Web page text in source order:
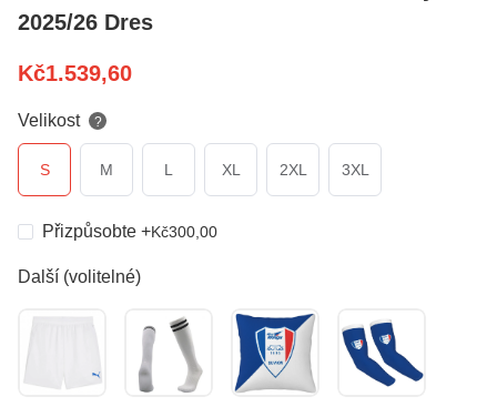
2025/26 Dres
Kč1.539,60
Velikost ?
S M L XL 2XL 3XL
Přizpůsobte +Kč300,00
Další (volitelné)